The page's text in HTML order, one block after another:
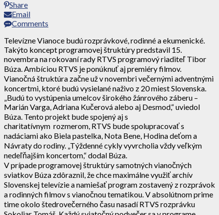
Share
Email
Comments
Televízne Vianoce budú rozprávkové, rodinné a ekumenické.
Takýto koncept programovej štruktúry predstavil 15.
novembra na rokovaní rady RTVS programový riaditeľ Tibor
Búza. Ambíciou RTVS je ponúknuť aj premiéry filmov.
Vianočná štruktúra začne už v novembri večernými adventnými
koncertmi, ktoré budú vysielané naživo z 20 miest Slovenska.
„Budú to vystúpenia umelcov širokého žánrového záberu –
Marián Varga, Adriana Kučerová alebo aj Desmod,“ uviedol
Búza. Tento projekt bude spojený aj s
charitatívnym rozmerom, RTVS bude spolupracovať s
nadáciami ako Biela pastelka, Nota Bene, Hodina deťom a
Návraty do rodiny. „Týždenné cykly vyvrcholia vždy veľkým
nedeľňajším koncertom,“ dodal Búza.
V prípade programovej štruktúry samotných vianočných
sviatkov Búza zdôraznil, že chce maximálne využiť archív
Slovenskej televízie a namiešať program zostavený z rozprávok
a rodinných filmov s vianočnou tematikou. V absolútnom prime
time okolo štedrovečerného času nasadí RTVS rozprávku